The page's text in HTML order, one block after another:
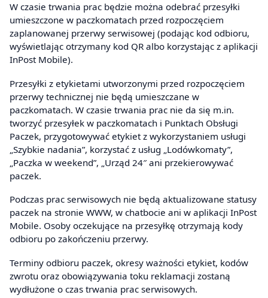
W czasie trwania prac będzie można odebrać przesyłki
umieszczone w paczkomatach przed rozpoczęciem
zaplanowanej przerwy serwisowej (podając kod odbioru,
wyświetlając otrzymany kod QR albo korzystając z aplikacji
InPost Mobile).
Przesyłki z etykietami utworzonymi przed rozpoczęciem
przerwy technicznej nie będą umieszczane w
paczkomatach. W czasie trwania prac nie da się m.in.
tworzyć przesyłek w paczkomatach i Punktach Obsługi
Paczek, przygotowywać etykiet z wykorzystaniem usługi
„Szybkie nadania”, korzystać z usług „Lodówkomaty”,
„Paczka w weekend”, „Urząd 24″ ani przekierowywać
paczek.
Podczas prac serwisowych nie będą aktualizowane statusy
paczek na stronie WWW, w chatbocie ani w aplikacji InPost
Mobile. Osoby oczekujące na przesyłkę otrzymają kody
odbioru po zakończeniu przerwy.
Terminy odbioru paczek, okresy ważności etykiet, kodów
zwrotu oraz obowiązywania toku reklamacji zostaną
wydłużone o czas trwania prac serwisowych.